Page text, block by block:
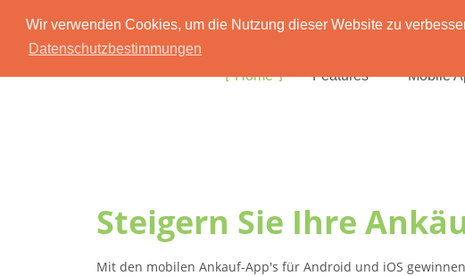
Wir verwenden Cookies, um die Nutzung dieser Website zu
Datenschutzbestimmungen
Home Features Mobile
Steigern Sie Ihre
Mit den mobilen Ankauf-App's für Android und iOS